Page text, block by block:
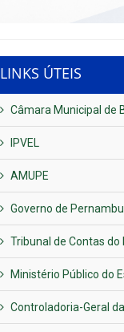
LINKS ÚTEIS
Câmara Municipal de
IPVEL
AMUPE
Governo de
Tribunal de Contas
Ministério Público do
Controladoria-Geral